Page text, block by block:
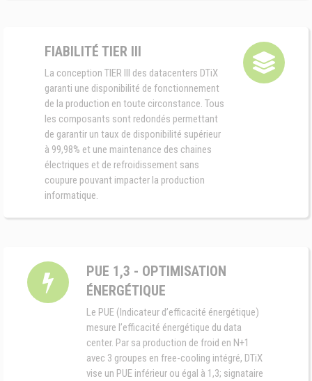
FIABILITÉ TIER III
La conception TIER III des datacenters DTiX
garanti une disponibilité de fonctionnement
de la production en toute circonstance. Tous
les composants sont redondés permettant
de garantir un taux de disponibilité supérieur
à 99,98% et une maintenance des chaines
électriques et de refroidissement sans
coupure pouvant impacter la production
informatique.
PUE 1,3 - OPTIMISATION
ÉNERGÉTIQUE
Le PUE (Indicateur d’efficacité énergétique)
mesure l’efficacité énergétique du data
center. Par sa production de froid en N+1
avec 3 groupes en free-cooling intégré, DTiX
vise un PUE inférieur ou égal à 1,3; signataire